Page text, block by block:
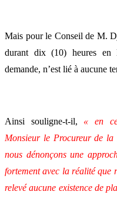
Mais pour le Conseil de M.
durant dix (10) heures en
demande, n’est lié à aucune
Ainsi souligne-t-il, « en
Monsieur le Procureur de la
nous dénonçons une
fortement avec la réalité que
relevé aucune existence de